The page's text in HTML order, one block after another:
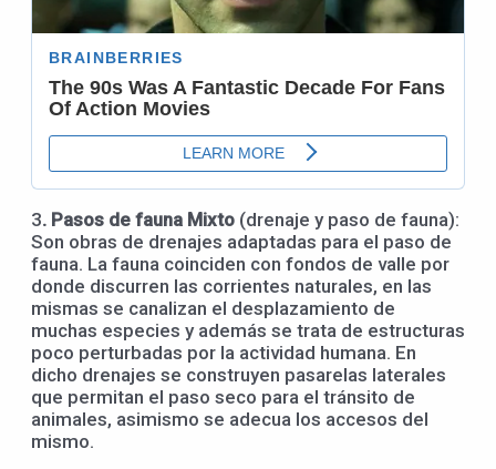
3. Pasos de fauna Mixto (drenaje y paso de fauna):
Son obras de drenajes adaptadas para el paso de
fauna. La fauna coinciden con fondos de valle por
donde discurren las corrientes naturales, en las
mismas se canalizan el desplazamiento de
muchas especies y además se trata de estructuras
poco perturbadas por la actividad humana. En
dicho drenajes se construyen pasarelas laterales
que permitan el paso seco para el tránsito de
animales, asimismo se adecua los accesos del
mismo.